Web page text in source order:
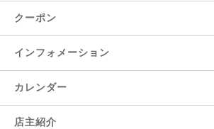
クーポン
インフォメーション
カレンダー
店主紹介